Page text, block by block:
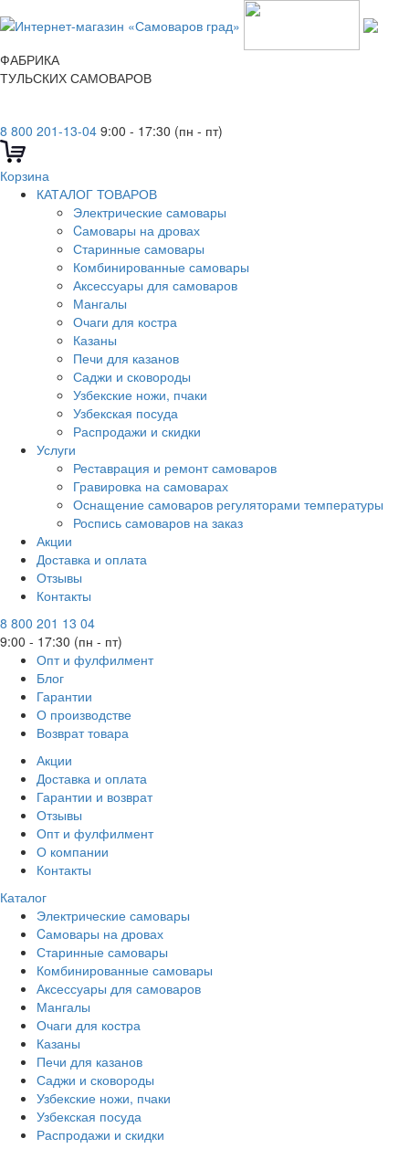
ФАБРИКА
ТУЛЬСКИХ САМОВАРОВ
8 800 201-13-04 9:00 - 17:30 (пн - пт)
Корзина
КАТАЛОГ ТОВАРОВ
Электрические самовары
Cамовары на дровах
Старинные самовары
Комбинированные самовары
Аксессуары для самоваров
Мангалы
Очаги для костра
Казаны
Печи для казанов
Саджи и сковороды
Узбекские ножи, пчаки
Узбекская посуда
Распродажи и скидки
Услуги
Реставрация и ремонт самоваров
Гравировка на самоварах
Оснащение самоваров регуляторами температуры
Роспись самоваров на заказ
Акции
Доставка и оплата
Отзывы
Контакты
8 800 201 13 04
9:00 - 17:30 (пн - пт)
Опт и фулфилмент
Блог
Гарантии
О производстве
Возврат товара
Акции
Доставка и оплата
Гарантии и возврат
Отзывы
Опт и фулфилмент
О компании
Контакты
Каталог
Электрические самовары
Cамовары на дровах
Старинные самовары
Комбинированные самовары
Аксессуары для самоваров
Мангалы
Очаги для костра
Казаны
Печи для казанов
Саджи и сковороды
Узбекские ножи, пчаки
Узбекская посуда
Распродажи и скидки